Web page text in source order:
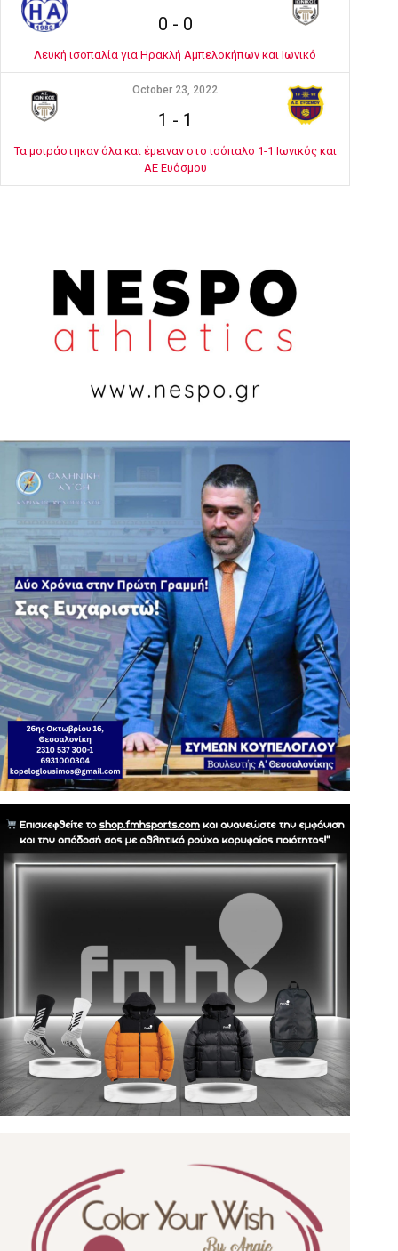
0 - 0
Λευκή ισοπαλία για Ηρακλή Αμπελοκήπων και Ιωνικό
October 23, 2022
1 - 1
Τα μοιράστηκαν όλα και έμειναν στο ισόπαλο 1-1 Ιωνικός και
ΑΕ Ευόσμου